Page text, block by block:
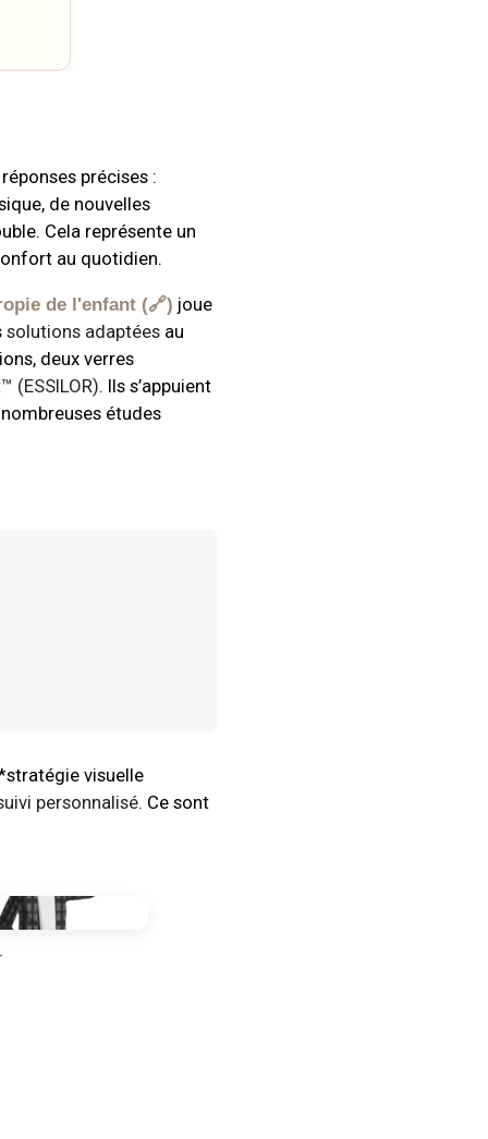
précises :
de nouvelles
Cela représente un
au quotidien.
de l'enfant
joue
solutions adaptées au
deux verres
(ESSILOR). Ils s’appuient
études
visuelle
personnalisé. Ce sont